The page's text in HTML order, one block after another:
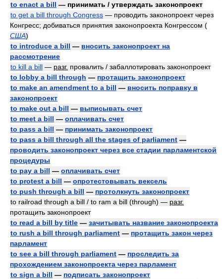
to enact a bill — принимать / утверждать законопроект
to get a bill through Congress — проводить законопроект через
Конгресс; добиваться принятия законопроекта Конгрессом (
США)
to introduce a bill — вносить законопроект на
рассмотрение
to kill a bill — разг. провалить / забаллотировать законопроект
to lobby a bill through — протащить законопроект
to make an amendment to a bill — вносить поправку в
законопроект
to make out a bill — выписывать счет
to meet a bill — оплачивать счет
to pass a bill — принимать законопроект
to pass a bill through all the stages of parliament —
проводить законопроект через все стадии парламентской
процедуры
to pay a bill — оплачивать счет
to protest a bill — опротестовывать вексель
to push through a bill — протолкнуть законопроект
to railroad through a bill / to ram a bill (through) — разг.
протащить законопроект
to read a bill by title — зачитывать название законопроекта
to rush a bill through parliament — протащить закон через
парламент
to see a bill through parliament — проследить за
прохождением законопроекта через парламент
to sign a bill — подписать законопроект